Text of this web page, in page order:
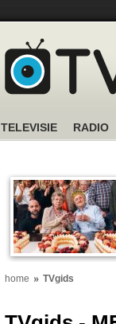
TELEVISIE RADIO
home TVgids